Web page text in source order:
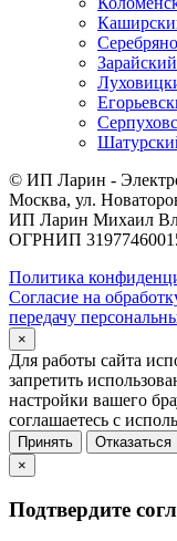
© ИП Ларин -
Москва, ул.
ИП Ларин Михаил
ОГРНИП
Политика
Согласие на
передачу
×
Для работы сайта
запретить
настройки вашего
соглашаетесь с
Принять Отказаться
×
Подтвердите